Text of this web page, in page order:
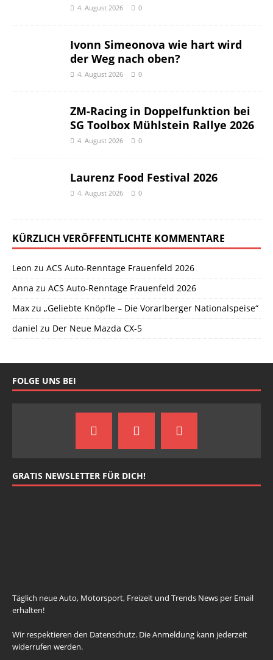
4. August 2026 0
Ivonn Simeonova wie hart wird
der Weg nach oben?
4. August 2026 0
ZM-Racing in Doppelfunktion bei
SG Toolbox Mühlstein Rallye 2026
4. August 2026 0
Laurenz Food Festival 2026
4. August 2026 0
KÜRZLICH VERÖFFENTLICHTE KOMMENTARE
Leon zu ACS Auto-Renntage Frauenfeld 2026
Anna zu ACS Auto-Renntage Frauenfeld 2026
Max zu „Geliebte Knöpfle – Die Vorarlberger Nationalspeise“
daniel zu Der Neue Mazda CX-5
FOLGE UNS BEI
GRATIS NEWSLETTER FÜR DICH!
Täglich neue Auto, Motorsport, Freizeit und Trends News per Email
erhalten!
Wir respektieren den Datenschutz. Die Anmeldung kann jederzeit
widerrufen werden.